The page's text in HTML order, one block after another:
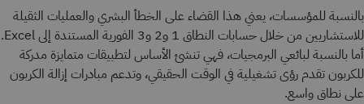
بالنسبة للمؤسسات، يعني هذا القضاء على الخطأ البشري والعمليات الثقيلة
للاستشاريين من خلال حسابات النطاق 1 و2 و3 الفورية المستندة إلى Excel.
أما بالنسبة لبائعي البرمجيات، فهي تنشئ الأساس لتطبيقات متمايزة مدركة
للكربون تقدم رؤى تشغيلية في الوقت الحقيقي، وتدعم مبادرات إزالة الكربون
على نطاق واسع.